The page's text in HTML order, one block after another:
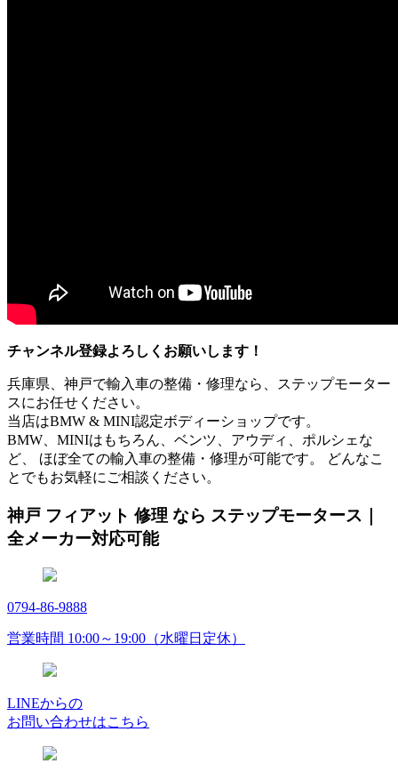
チャンネル登録よろしくお願いします！
兵庫県、神戸で輸入車の整備・修理なら、ステップモーター
スにお任せください。
当店はBMW & MINI認定ボディーショップです。
BMW、MINIはもちろん、ベンツ、アウディ、ポルシェな
ど、 ほぼ全ての輸入車の整備・修理が可能です。 どんなこ
とでもお気軽にご相談ください。
神戸 フィアット 修理 なら ステップモータース｜
全メーカー対応可能
0794-86-9888
営業時間 10:00～19:00（水曜日定休）
LINEからの
お問い合わせはこちら